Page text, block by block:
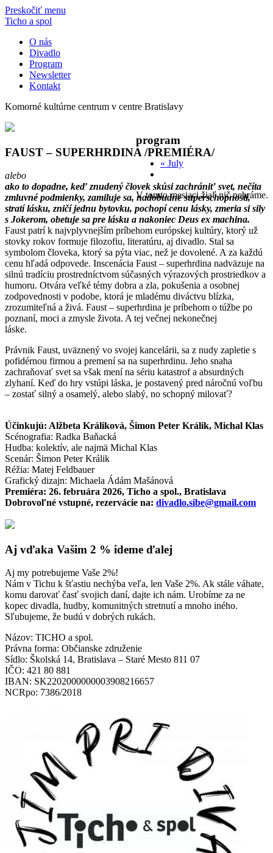
Preskočiť menu
Ticho a spol
O nás
Divadlo
Program
Newsletter
Kontakt
Komorné kultúrne centrum v centre Bratislavy
program
« July
V tomto mesiaci žiaľ nič nehráme.
FAUST – SUPERHRDINA /PREMIÉRA/
alebo
ako to dopadne, keď znudený človek skúsi zachrániť svet, nečíta
zmluvné podmienky, zamiluje sa, nadobudne superschopnosti,
stratí lásku, zničí jednu bytovku, pochopí cenu lásky, zmeria si sily
s Jokerom, obetuje sa pre lásku a nakoniec Deus ex machina.
Faust patrí k najvplyvnejším príbehom európskej kultúry, ktorý už
stovky rokov formuje filozofiu, literatúru, aj divadlo. Stal sa
symbolom človeka, ktorý sa pýta viac, než je dovolené. A za každú
cenu hľadá odpovede. Inscenácia Faust – superhrdina nadväzuje na
silnú tradíciu prostredníctvom súčasných výrazových prostriedkov a
humoru. Otvára veľké témy dobra a zla, pokušenia a osobnej
zodpovednosti v podobe, ktorá je mladému diváctvu blízka,
zrozumiteľná a živá. Faust – superhrdina je príbehom o túžbe po
poznaní, moci a zmysle života. A tej večnej nekonečnej
láske.
Právnik Faust, uväznený vo svojej kancelárii, sa z nudy zapletie s
pofidérnou firmou a premení sa na superhrdinu. Jeho snaha
zachraňovať svet sa však mení na sériu katastrof a absurdných
zlyhaní. Keď do hry vstúpi láska, je postavený pred náročnú voľbu
– zostať silný a osamelý, alebo slabý, no schopný milovať?
Účinkujú: Alžbeta Králiková, Šimon Peter Králik, Michal Klas
Scénografia: Radka Baňacká
Hudba: kolektív, ale najmä Michal Klas
Scenár: Šimon Peter Králik
Réžia: Matej Feldbauer
Grafický dizajn: Michaela Ádám Mašánová
Premiéra: 26. februára 2026, Ticho a spol., Bratislava
Dobrovoľné vstupné, rezervácie na: divadlo.sibe@gmail.com
Aj vďaka Vašim 2 % ideme ďalej
Aj my potrebujeme Vaše 2%!
Nám v Tichu k šťastiu nechýba veľa, len Vaše 2%. Ak stále váhate,
komu darovať časť svojich daní, dajte ich nám. Urobíme za ne
kopec divadla, hudby, komunitných stretnutí a mnoho iného.
Sľubujeme, že budú v dobrých rukách.
Názov: TICHO a spol.
Právna forma: Občianske združenie
Sídlo: Školská 14, Bratislava – Staré Mesto 811 07
IČO: 421 80 881
IBAN: SK2202000000003908216657
NCRpo: 7386/2018